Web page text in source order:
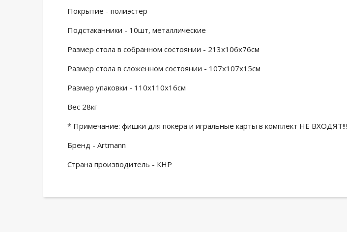
Покрытие - полиэстер
Подстаканники - 10шт, металлические
Размер стола в собранном состоянии - 213x106x76см
Размер стола в сложенном состоянии - 107х107х15см
Размер упаковки - 110х110х16см
Вес 28кг
* Примечание: фишки для покера и игральные карты в комплект НЕ ВХОДЯТ!!!
Бренд - Artmann
Страна производитель - КНР